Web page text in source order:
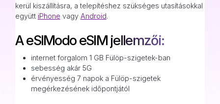
kerül kiszállításra, a telepítéshez szükséges utasításokkal
együtt iPhone vagy Android.
A eSIModo eSIM jellemzői:
internet forgalom 1 GB Fülöp-szigetek-ban
sebesség akár 5G
érvényesség 7 napok a Fülöp-szigetek
megérkezésének időpontjától